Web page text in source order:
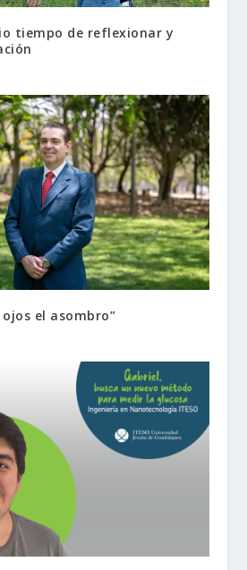
tiempo de reflexionar y
el asombro”